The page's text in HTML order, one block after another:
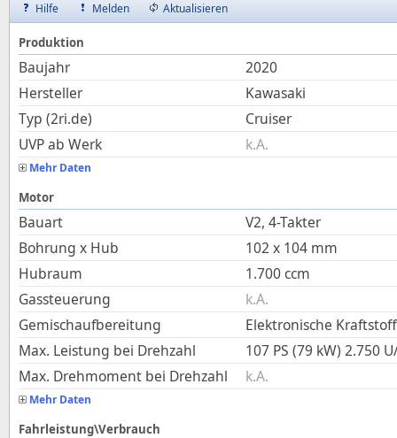
Hilfe
Melden Aktualisieren
Produktion
Baujahr
2020
Hersteller
Kawasaki
Typ (2ri.de)
Cruiser
UVP ab Werk
k.A.
Mehr Daten
Motor
Bauart
V2, 4-Takter
Bohrung x Hub
102 x 104 mm
Hubraum
1.700 ccm
Gassteuerung
k.A.
Gemischaufbereitung
Elektronische
Max. Leistung bei Drehzahl
107 PS (79 kW) 2.750
Max. Drehmoment bei Drehzahl
k.A.
Mehr Daten
Fahrleistung\Verbrauch